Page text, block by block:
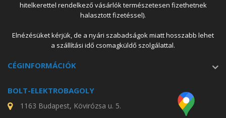
hitelkerettel rendelkező vásárlók természetesen fizethetnek
halasztott fizetéssel).
Elnézésüket kérjük, de a nyári szabadságok miatt hosszabb lehet
a szállítási idő csomagküldő szolgálattal.
CÉGINFORMÁCIÓK
BOLT-ELEKTROBAGOLY
1163 Budapest, Kövirózsa u. 5.